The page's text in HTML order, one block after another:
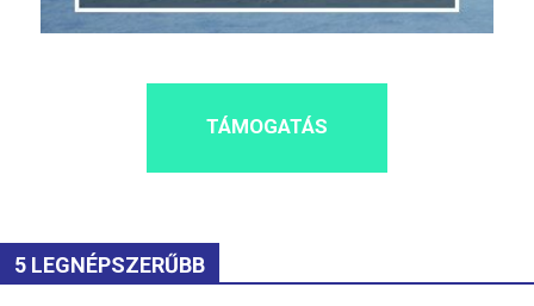
TÁMOGATÁS
5 LEGNÉPSZERŰBB